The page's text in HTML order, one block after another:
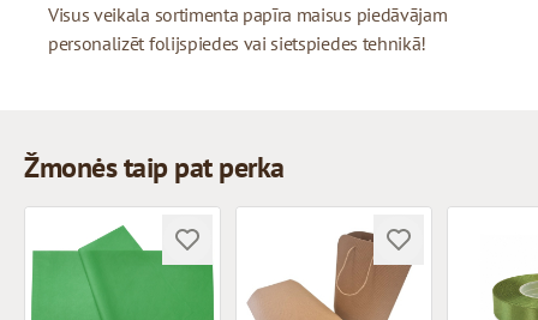
Visus veikala sortimenta papīra maisus piedāvājam
personalizēt folijspiedes vai sietspiedes tehnikā!
Žmonės taip pat perka